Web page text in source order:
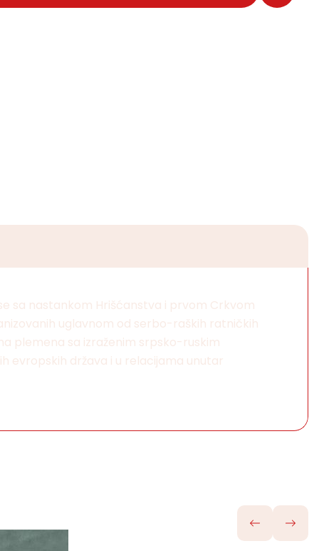
sa nastankom Hrišćanstva i prvom Crkvom
uglavnom od serbo-raških ratničkih
plemena sa izraženim srpsko-ruskim
evropskih država i u relacijama unutar